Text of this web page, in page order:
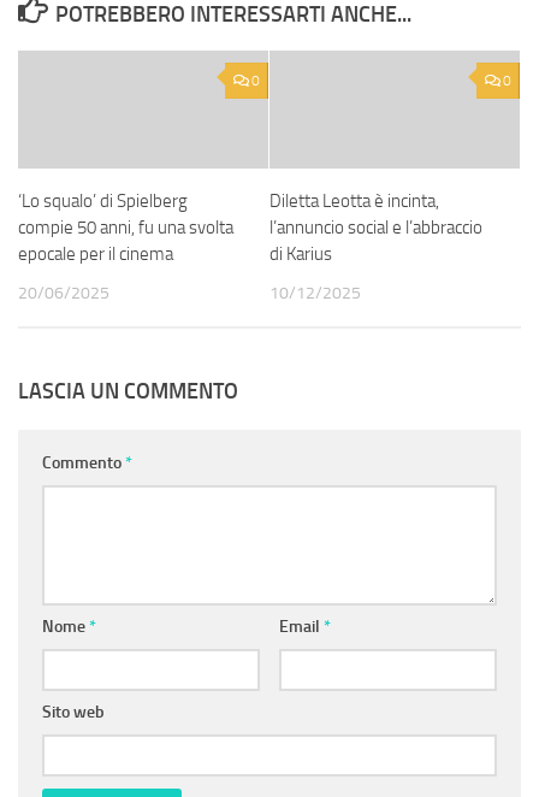
POTREBBERO INTERESSARTI ANCHE...
0
‘Lo squalo’ di Spielberg
compie 50 anni, fu una svolta
epocale per il cinema
20/06/2025
0
Diletta Leotta è incinta,
l’annuncio social e l’abbraccio
di Karius
10/12/2025
LASCIA UN COMMENTO
Commento*
Nome* Email *
Sito web